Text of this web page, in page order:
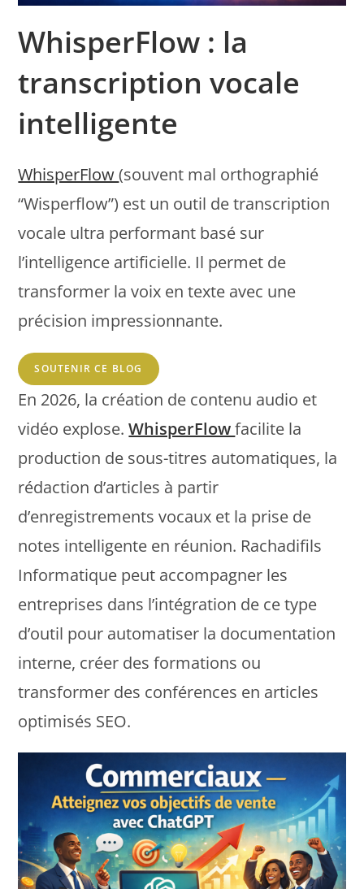
WhisperFlow : la
transcription vocale
intelligente
WhisperFlow(souvent mal orthographié
“Wisperflow”) est un outil de transcription
vocale ultra performant basé sur
l’intelligence artificielle. Il permet de
transformer la voix en texte avec une
précision impressionnante.
SOUTENIR CE BLOG
En 2026, la création de contenu audio et
vidéo explose.WhisperFlowfacilite la
production de sous-titres automatiques, la
rédaction d’articles à partir
d’enregistrements vocaux et la prise de
notes intelligente en réunion. Rachadifils
Informatique peut accompagner les
entreprises dans l’intégration de ce type
d’outil pour automatiser la documentation
interne, créer des formations ou
transformer des conférences en articles
optimisés SEO.